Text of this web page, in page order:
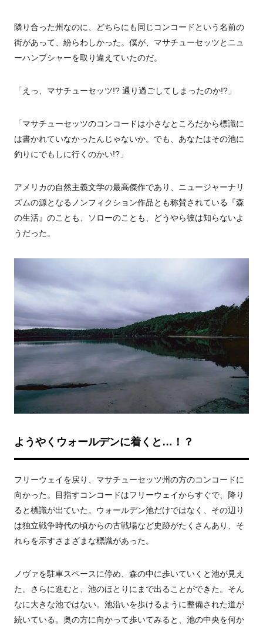
隣り合った州なのに、どちらにも同じコンコードという名前の
街があって、紛らわしかった。僕が、マサチューセッツとニュ
ーハンプシャーを取り違えていたのだ。
「えっ、マサチューセッツ!? 通り過ごしてしまったのか!?」
「マサチューセッツのコンコードは小さなところだから標識に
は書かれていなかったんじゃないか。でも、あなたはその池に
釣りにでもしに行くのかい!?」
アメリカの自然主義文学の最高傑作であり、ニュージャーナリ
ズムの源となるノンフィクション作品とも称賛されている『森
の生活』のことも、ソローのことも、どうやら彼は知らないよ
うだった。
ようやくウォールデンに着くと…！？
フリーウェイを戻り、マサチューセッツ州の方のコンコードに
向かった。目指すコンコードはフリーウェイからすぐで、降り
ると標識が出ていた。ウォールデン池だけではなく、その辺り
は独立戦争時代の頃からの古戦場など史跡がたくさんあり、そ
れらを示すさまざまな標識があった。
ノヴァを駐車スペースに停め、森の中に歩いていくと池が見え
た。さらに進むと、池のほとりにまで出ることができた。そん
なに大きな池ではない。池沿いを歩けるように整備された道が
続いている。奥の方に向かって歩いてみると、池の中央を何か